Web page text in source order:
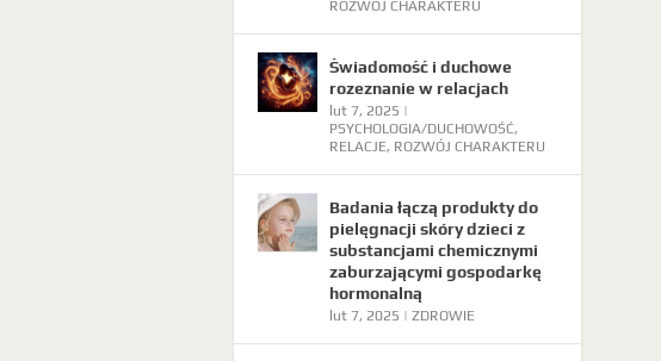
ROZWÓJ CHARAKTERU
Świadomość i duchowe
rozeznanie w relacjach
lut 7, 2025 |
PSYCHOLOGIA/DUCHOWOŚĆ,
RELACJE, ROZWÓJ CHARAKTERU
Badania łączą produkty do
pielęgnacji skóry dzieci z
substancjami chemicznymi
zaburzającymi gospodarkę
hormonalną
lut 7, 2025 |ZDROWIE